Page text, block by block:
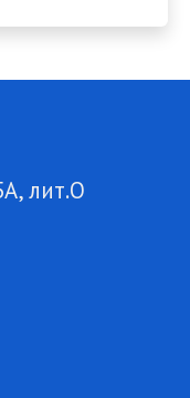
лит.О